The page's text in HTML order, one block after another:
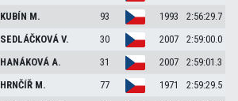
KUBÍN M. 93 1993
2:56:29.7
SEDLÁČKOVÁV. 30 2007
2:59:00.0
HANÁKOVÁA. 31 2007
2:59:01.3
HRNČÍŘ M. 77 1971
2:59:29.5